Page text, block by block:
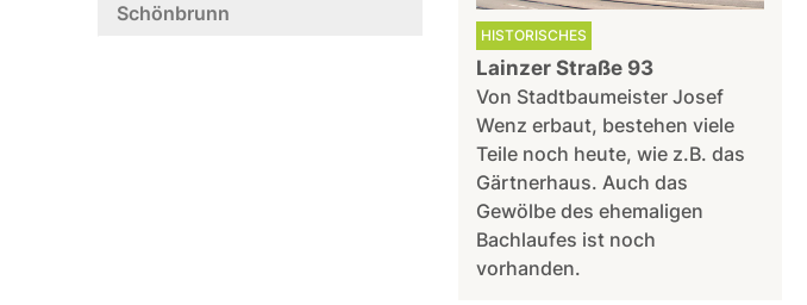
Schönbrunn
HISTORISCHES
Lainzer Straße 93
Von Stadtbaumeister Josef
Wenz erbaut, bestehen viele
Teile noch heute, wie z.B. das
Gärtnerhaus. Auch das
Gewölbe des ehemaligen
Bachlaufes ist noch
vorhanden.